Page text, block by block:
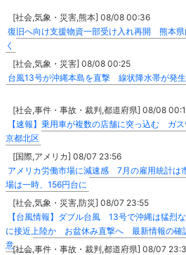
[社会,気象・災害,熊本] 08/08 00:36
復旧へ向け支援物資一部受け入れ再開 熊本
く
[社会,気象・災害] 08/08 00:25
台風13号が沖縄本島を直撃 線状降水帯が発
[社会,事件・事故・裁判,都道府県] 08/08
【速報】乗用車が複数の店舗に突っ込む ガ
京都北区
[国際,アメリカ] 08/07 23:56
アメリカ労働市場に減速感 7月の雇用統計は
場は一時、156円台に
[社会,気象・災害,防災] 08/07 23:55
【台風情報】ダブル台風 13号で沖縄は猛烈
に接近上陸か お盆休み直撃へ 最新情報の確
意
[社会,事件・事故・裁判,都道府県] 08/07